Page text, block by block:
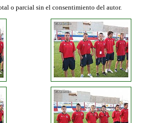
o parcial sin el consentimiento del autor.